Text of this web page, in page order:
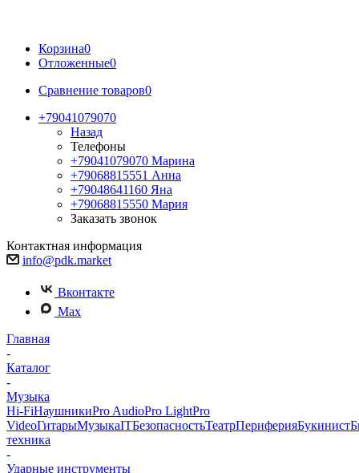
Корзина0
Отложенные0
Сравнение товаров0
+79041079070
Назад
Телефоны
+79041079070 Марина
+79068815551 Анна
+79048641160 Яна
+79068815550 Мария
Заказать звонок
Контактная информация
info@pdk.market
Вконтакте
Max
Главная
-
Каталог
-
Музыка
Hi-FiНаушникиPro AudioPro LightPro
VideoГитарыМузыкаITБезопасностьТеатрПериферияБукинист
техника
-
Ударные инструменты